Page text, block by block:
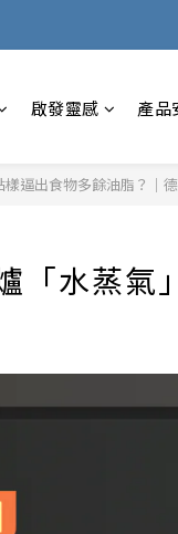
啟發靈感 產品
逼出食物多餘油脂？｜
「水蒸